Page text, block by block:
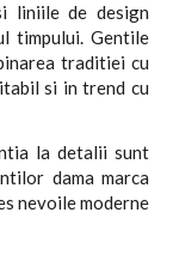
liniile de design
timpului. Gentile
traditiei cu
si in trend cu
la detalii sunt
dama marca
nevoile moderne